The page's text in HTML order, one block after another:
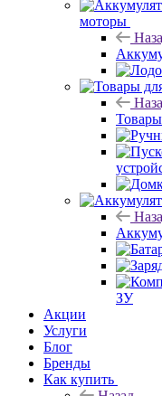
моторы
ЗУ
Акции
Услуги
Блог
Бренды
Как купить